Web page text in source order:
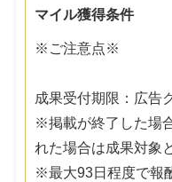
マイル獲得条件
※ご注意点※
成果受付期限：広告
※掲載が終了した場
れた場合は成果対象
※最大93日程度で報